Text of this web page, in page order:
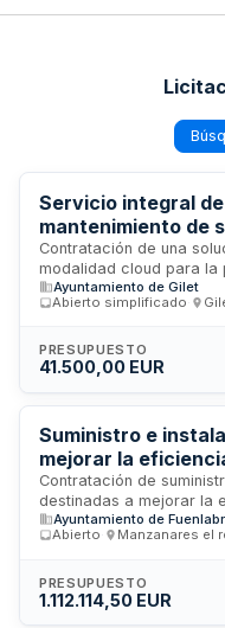
Servicio integral
mantenimiento de
prevención y
Ayuntamiento de
Contratación de una
modalidad cloud para la
detección temprana y
municipio de Gilet. La
cámaras, fuentes
contrato incluye el
Ley 9/2017 de
asimismo la normativa
Ayuntamiento de Gilet
Abierto simplificado
PRESUPUESTO
41.500,00 EUR
Suministro e
mejorar la
Contratación de
destinadas a mejorar la
El contrato se
conforme a la Ley de
incluidos en el
electrónicamente a
Ayuntamiento de
Abierto
Manzanares el
PRESUPUESTO
1.112.114,50 EUR